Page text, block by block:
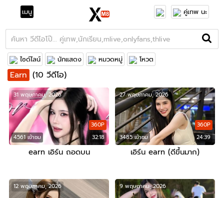
เมนู คู่เทพ นะ
ไซด์ไลน์ นักแสดง หมวดหมู่ โหวต
Earn (10 วีดีโอ)
4561 เข้าชม 32:18
360P
31 พฤษภาคม, 2026
earn เอิร์น ถอดบน
3485 เข้าชม 24:39
360P
27 พฤษภาคม, 2026
เอิร์น earn (ดีขึ้นมาก)
12 พฤษภาคม, 2026 9 พฤษภาคม, 2026